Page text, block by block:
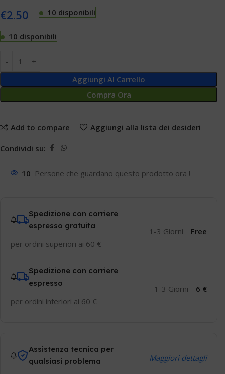
€2.50 10 disponibili
10 disponibili
Aggiungi Al Carrello
Compra Ora
Add to compare Aggiungi alla lista dei desideri
Condividi su:
10 Persone che guardano questo prodotto ora !
Spedizione con corriere
espresso gratuita
per ordini superiori ai 60 €
1-3 Giorni Free
Spedizione con corriere
espresso
per ordini inferiori ai 60 €
1-3 Giorni 6 €
Assistenza tecnica per
qualsiasi problema
Maggiori dettagli